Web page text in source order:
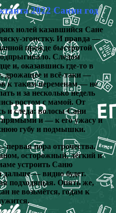
2022 Санин год
нолей казавшийся Сане
эгоистку. И правда —
прежде быстротой
Следом
и, оказавшись где-то в
дрожащее и всё-таки —
к таким переменам — не
и за несколько недель
ростом с мамой. От
и следа: волосы Сани
прямыми и — к его ужасу и
губу и подмышки.
пора отрочества.
осторожный, лёгкий и
устроить Саню
дальше — видно будет.
подходящая. Опять же,
не возьмётся, годам к